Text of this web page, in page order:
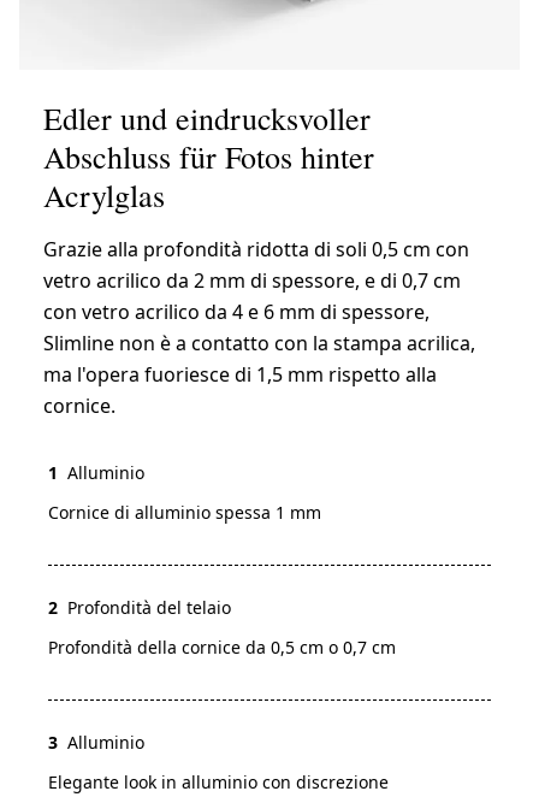
Edler und eindrucksvoller
Abschluss für Fotos hinter
Acrylglas
Grazie alla profondità ridotta di soli 0,5 cm con
vetro acrilico da 2 mm di spessore, e di 0,7 cm
con vetro acrilico da 4 e 6 mm di spessore,
Slimline non è a contatto con la stampa acrilica,
ma l'opera fuoriesce di 1,5 mm rispetto alla
cornice.
1 Alluminio
Cornice di alluminio spessa 1 mm
2 Profondità del telaio
Profondità della cornice da 0,5 cm o 0,7 cm
3 Alluminio
Elegante look in alluminio con discrezione